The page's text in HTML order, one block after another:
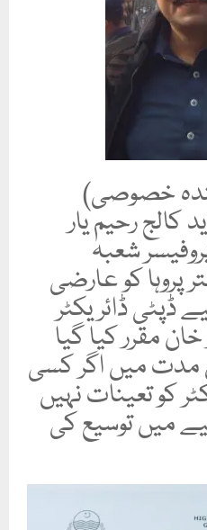
خصوصی)
کالج رحیم یار
شعبہ
پروہا کو عارضی
ڈپٹی ڈائریکٹر
مقرر کیا گیا
مدت میں اگر کسی
کو تعینات نہیں
میں توسیع کی